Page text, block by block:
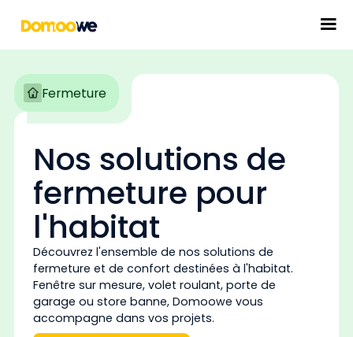
Fermeture
Nos solutions de
fermeture pour
l'habitat
Découvrez l'ensemble de nos solutions de
fermeture et de confort destinées à l'habitat.
Fenêtre sur mesure, volet roulant, porte de
garage ou store banne, Domoowe vous
accompagne dans vos projets.